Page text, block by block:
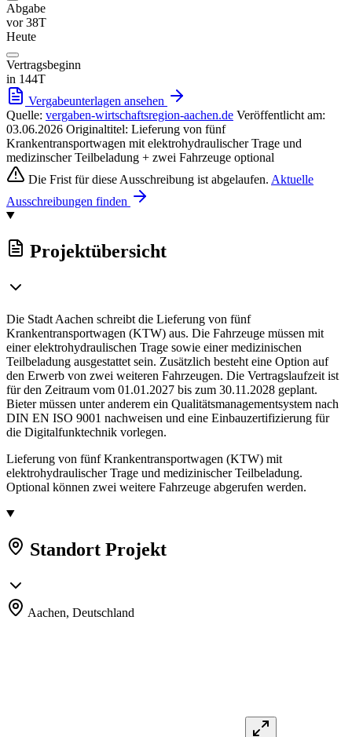
Abgabe
vor 38T
Heute
Vertragsbeginn
in 144T
Vergabeunterlagen ansehen
Quelle: vergaben-wirtschaftsregion-aachen.de Veröffentlicht am:
03.06.2026 Originaltitel: Lieferung von fünf
Krankentransportwagen mit elektrohydraulischer Trage und
medizinscher Teilbeladung + zwei Fahrzeuge optional
Die Frist für diese Ausschreibung ist abgelaufen. Aktuelle
Ausschreibungen finden
Projektübersicht
Die Stadt Aachen schreibt die Lieferung von fünf
Krankentransportwagen (KTW) aus. Die Fahrzeuge müssen mit
einer elektrohydraulischen Trage sowie einer medizinischen
Teilbeladung ausgestattet sein. Zusätzlich besteht eine Option auf
den Erwerb von zwei weiteren Fahrzeugen. Die Vertragslaufzeit ist
für den Zeitraum vom 01.01.2027 bis zum 30.11.2028 geplant.
Bieter müssen unter anderem ein Qualitätsmanagementsystem nach
DIN EN ISO 9001 nachweisen und eine Einbauzertifizierung für
die Digitalfunktechnik vorlegen.
Lieferung von fünf Krankentransportwagen (KTW) mit
elektrohydraulischer Trage und medizinischer Teilbeladung.
Optional können zwei weitere Fahrzeuge abgerufen werden.
Standort Projekt
Aachen, Deutschland